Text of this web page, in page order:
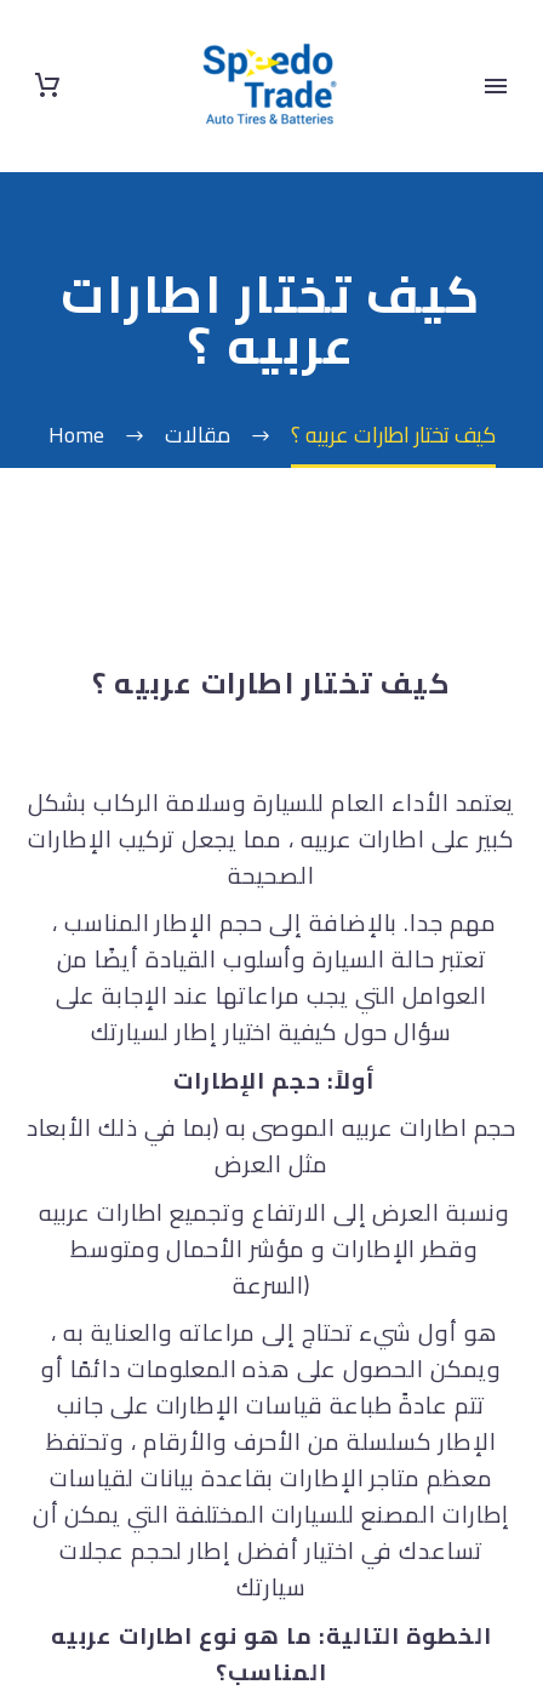
كيف تختار اطارات
عربيه ؟
Home مقالات كيف تختار اطارات عربيه ؟
كيف تختار اطارات عربيه ؟
يعتمد الأداء العام للسيارة وسلامة الركاب بشكل
كبير على اطارات عربيه ، مما يجعل تركيب الإطارات
الصحيحة
تعتبر حالة السيارة وأسلوب القيادة أيضًا من
العوامل التي يجب مراعاتها عند الإجابة على
سؤال حول كيفية اختيار إطار لسيارتك
أولاً: حجم الإطارات
حجم اطارات عربيه الموصى به (بما في ذلك الأبعاد
مثل العرض
ونسبة العرض إلى الارتفاع وتجميع اطارات عربيه
وقطر الإطارات و مؤشر الأحمال ومتوسط ​​
السرعة)
ويمكن الحصول على هذه المعلومات دائمًا أو
تتم عادةً طباعة قياسات الإطارات على جانب
الإطار كسلسلة من الأحرف والأرقام ، وتحتفظ
معظم متاجر الإطارات بقاعدة بيانات لقياسات
إطارات المصنع للسيارات المختلفة التي يمكن أن
تساعدك في اختيار أفضل إطار لحجم عجلات
سيارتك
الخطوة التالية: ما هو نوع اطارات عربيه
المناسب؟